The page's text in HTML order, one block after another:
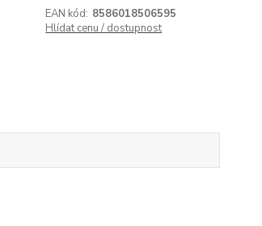
EAN kód: 8586018506595
Hlídat cenu / dostupnost